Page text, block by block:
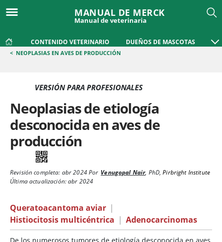
MANUAL DE MERCK
Manual de veterinaria
CONTENIDO VETERINARIO DUEÑOS DE MASCOTAS
< NEOPLASIAS EN AVES DE PRODUCCIÓN
VERSIÓN PARA PROFESIONALES
Neoplasias de etiología
desconocida en aves de
producción
Revisión completa: abr 2024Por Venugopal Nair, PhD,Pirbright Institute
Última actualización: abr 2024
Queratoacantoma aviar |
Histiocitosis multicéntrica | Adenocarcinomas